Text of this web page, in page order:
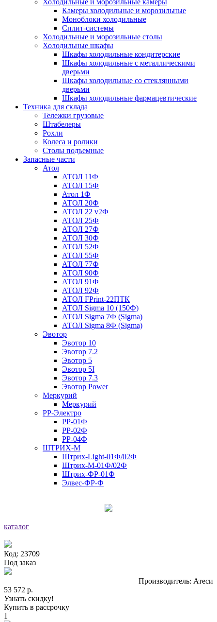
Камеры холодильные и морозильные
Моноблоки холодильные
Сплит-системы
Холодильные и морозильные столы
Холодильные шкафы
Шкафы холодильные кондитерские
Шкафы холодильные с металлическими
дверьми
Шкафы холодильные со стеклянными
дверьми
Шкафы холодильные фармацевтические
Техника для склада
Тележки грузовые
Штабелеры
Рохли
Колеса и ролики
Столы подъемные
Запасные части
Атол
АТОЛ 11Ф
АТОЛ 15Ф
Атол 1Ф
АТОЛ 20Ф
АТОЛ 22 v2Ф
АТОЛ 25Ф
АТОЛ 27Ф
АТОЛ 30Ф
АТОЛ 52Ф
АТОЛ 55Ф
АТОЛ 77Ф
АТОЛ 90Ф
АТОЛ 91Ф
АТОЛ 92Ф
АТОЛ FPrint-22ПТК
АТОЛ Sigma 10 (150Ф)
АТОЛ Sigma 7Ф (Sigma)
АТОЛ Sigma 8Ф (Sigma)
Эвотор
Эвотор 10
Эвотор 7.2
Эвотор 5
Эвотор 5I
Эвотор 7.3
Эвотор Power
Меркурий
Меркурий
РР-Электро
РР-01Ф
РР-02Ф
РР-04Ф
ШТРИХ-М
Штрих-Light-01Ф/02Ф
Штрих-М-01Ф/02Ф
Штрих-ФР-01Ф
Элвес-ФР-Ф
каталог
Код: 23709
Под заказ
Производитель: Атеси
53 572 р.
Узнать скидку!
Купить в рассрочку
1